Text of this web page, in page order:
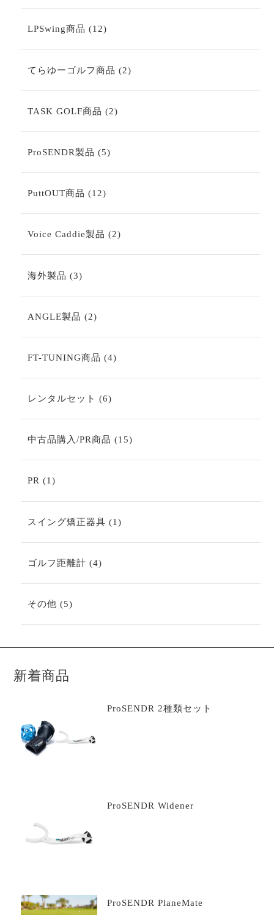
の
商
品
LPSwing商品 1212
の
商
品
てらゆーゴルフ商品 22
の
TASK GOLF商品 22
の
ProSENDR製品 55
の
PuttOUT商品 1212
の
商
品
Voice Caddie製品 22
の
海外製品 33
の
商
品
ANGLE製品 22
の
商
品
FT-TUNING商品 44
の
レンタルセット 66
の
商
品
中古品購入/PR商品 1515
の
PR 11
の
商
品
スイング矯正器具 11
の
ゴルフ距離計 44
の
その他 55
の
新着商品
ProSENDR 2種類セット
ProSENDR Widener
ProSENDR PlaneMate